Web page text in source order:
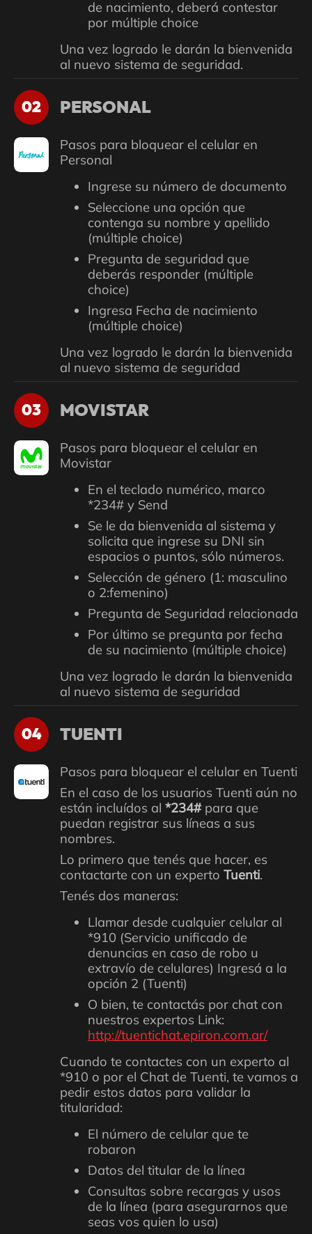
de nacimiento, deberá contestar
por múltiple choice
Una vez logrado le darán la bienvenida
al nuevo sistema de seguridad.
02 PERSONAL
Pasos para bloquear el celular en
Personal
Ingrese su número de documento
Seleccione una opción que
contenga su nombre y apellido
(múltiple choice)
Pregunta de seguridad que
deberás responder (múltiple
choice)
Ingresa Fecha de nacimiento
(múltiple choice)
Una vez logrado le darán la bienvenida
al nuevo sistema de seguridad
03 MOVISTAR
Pasos para bloquear el celular en
Movistar
En el teclado numérico, marco
*234# y Send
Se le da bienvenida al sistema y
solicita que ingrese su DNI sin
espacios o puntos, sólo números.
Selección de género (1: masculino
o 2:femenino)
Pregunta de Seguridad relacionada
Por último se pregunta por fecha
de su nacimiento (múltiple choice)
Una vez logrado le darán la bienvenida
al nuevo sistema de seguridad
04 TUENTI
Pasos para bloquear el celular en Tuenti
En el caso de los usuarios Tuenti aún no
están incluídos al *234# para que
puedan registrar sus líneas a sus
nombres.
Lo primero que tenés que hacer, es
contactarte con un experto Tuenti.
Tenés dos maneras:
Llamar desde cualquier celular al
*910 (Servicio unificado de
denuncias en caso de robo u
extravío de celulares) Ingresá a la
opción 2 (Tuenti)
O bien, te contactás por chat con
nuestros expertos Link:
http://tuentichat.epiron.com.ar/
Cuando te contactes con un experto al
*910 o por el Chat de Tuenti, te vamos a
pedir estos datos para validar la
titularidad:
El número de celular que te
robaron
Datos del titular de la línea
Consultas sobre recargas y usos
de la línea (para asegurarnos que
seas vos quien lo usa)